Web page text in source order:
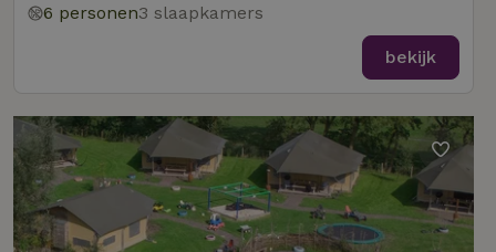
6 personen3 slaapkamers
bekijk